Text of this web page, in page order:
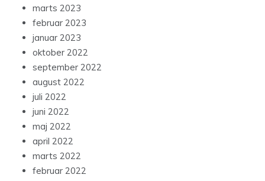
marts 2023
februar 2023
januar 2023
oktober 2022
september 2022
august 2022
juli 2022
juni 2022
maj 2022
april 2022
marts 2022
februar 2022